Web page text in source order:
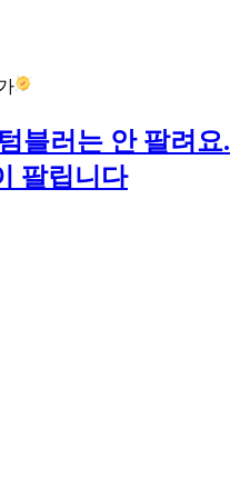
블러는 안 팔려요.
팔립니다